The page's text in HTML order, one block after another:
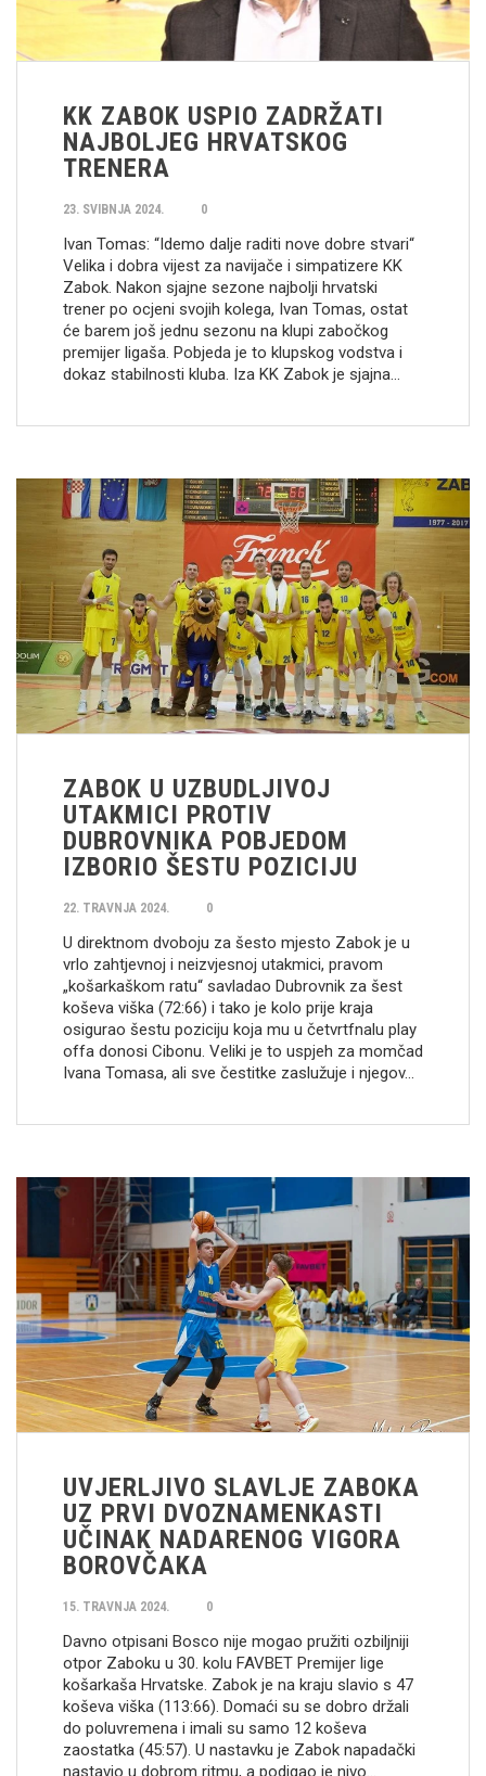
KK ZABOK USPIO ZADRŽATI
NAJBOLJEG HRVATSKOG
TRENERA
23. SVIBNJA 2024. 0
Ivan Tomas: “Idemo dalje raditi nove dobre stvari“
Velika i dobra vijest za navijače i simpatizere KK
Zabok. Nakon sjajne sezone najbolji hrvatski
trener po ocjeni svojih kolega, Ivan Tomas, ostat
će barem još jednu sezonu na klupi zabočkog
premijer ligaša. Pobjeda je to klupskog vodstva i
dokaz stabilnosti kluba. Iza KK Zabok je sjajna…
ZABOK U UZBUDLJIVOJ
UTAKMICI PROTIV
DUBROVNIKA POBJEDOM
IZBORIO ŠESTU POZICIJU
22. TRAVNJA 2024. 0
U direktnom dvoboju za šesto mjesto Zabok je u
vrlo zahtjevnoj i neizvjesnoj utakmici, pravom
„košarkaškom ratu“ savladao Dubrovnik za šest
koševa viška (72:66) i tako je kolo prije kraja
osigurao šestu poziciju koja mu u četvrtfnalu play
offa donosi Cibonu. Veliki je to uspjeh za momčad
Ivana Tomasa, ali sve čestitke zaslužuje i njegov…
UVJERLJIVO SLAVLJE ZABOKA
UZ PRVI DVOZNAMENKASTI
UČINAK NADARENOG VIGORA
BOROVČAKA
15. TRAVNJA 2024. 0
Davno otpisani Bosco nije mogao pružiti ozbiljniji
otpor Zaboku u 30. kolu FAVBET Premijer lige
košarkaša Hrvatske. Zabok je na kraju slavio s 47
koševa viška (113:66). Domaći su se dobro držali
do poluvremena i imali su samo 12 koševa
zaostatka (45:57). U nastavku je Zabok napadački
nastavio u dobrom ritmu, a podigao je nivo…